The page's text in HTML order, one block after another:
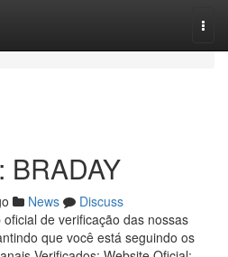
BRADAY
News
Discuss
de verificação das nossas
que você está seguindo os